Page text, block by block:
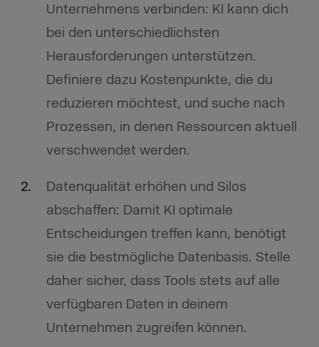
Unternehmens verbinden: KI kann dich
bei den unterschiedlichsten
Herausforderungen unterstützen.
Definiere dazu Kostenpunkte, die du
reduzieren möchtest, und suche nach
Prozessen, in denen Ressourcen aktuell
verschwendet werden.
Datenqualität erhöhen und Silos
abschaffen: Damit KI optimale
Entscheidungen treffen kann, benötigt
sie die bestmögliche Datenbasis. Stelle
daher sicher, dass Tools stets auf alle
verfügbaren Daten in deinem
Unternehmen zugreifen können.